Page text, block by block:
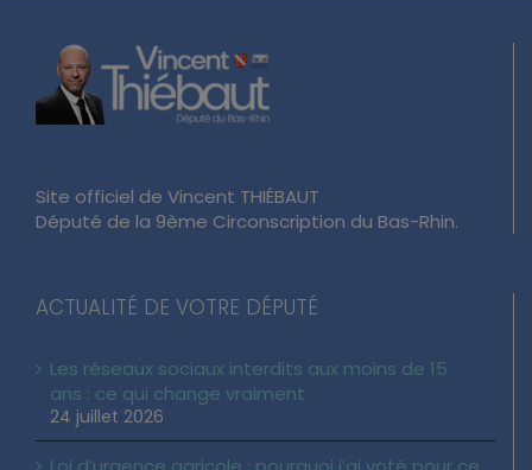
Site officiel de Vincent THIÉBAUT
Député de la 9ème Circonscription du Bas-Rhin.
ACTUALITÉ DE VOTRE DÉPUTÉ
Les réseaux sociaux interdits aux moins de 15
ans : ce qui change vraiment
24 juillet 2026